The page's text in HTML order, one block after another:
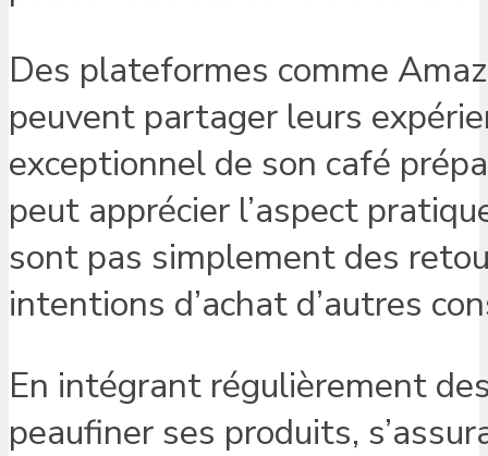
Des plateformes comme
peuvent partager leurs
exceptionnel de son café
peut apprécier l’aspect
sont pas simplement des
intentions d’achat d’autres
En intégrant régulièrement
peaufiner ses produits,